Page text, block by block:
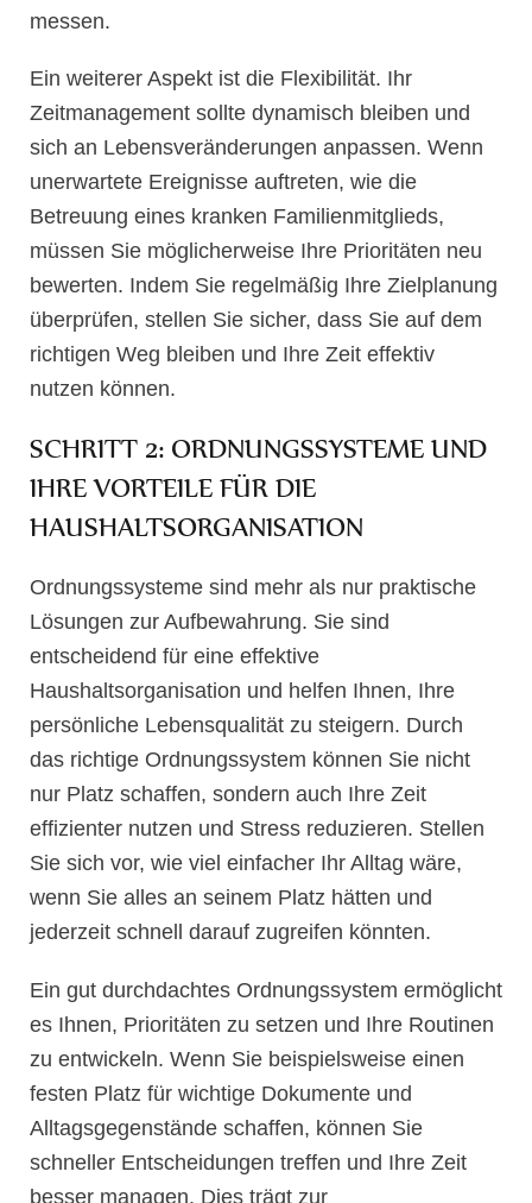
messen.
Ein weiterer Aspekt ist die Flexibilität. Ihr
Zeitmanagement sollte dynamisch bleiben und
sich an Lebensveränderungen anpassen. Wenn
unerwartete Ereignisse auftreten, wie die
Betreuung eines kranken Familienmitglieds,
müssen Sie möglicherweise Ihre Prioritäten neu
bewerten. Indem Sie regelmäßig Ihre Zielplanung
überprüfen, stellen Sie sicher, dass Sie auf dem
richtigen Weg bleiben und Ihre Zeit effektiv
nutzen können.
SCHRITT 2: ORDNUNGSSYSTEME UND
IHRE VORTEILE FÜR DIE
HAUSHALTSORGANISATION
Ordnungssysteme sind mehr als nur praktische
Lösungen zur Aufbewahrung. Sie sind
entscheidend für eine effektive
Haushaltsorganisation und helfen Ihnen, Ihre
persönliche Lebensqualität zu steigern. Durch
das richtige Ordnungssystem können Sie nicht
nur Platz schaffen, sondern auch Ihre Zeit
effizienter nutzen und Stress reduzieren. Stellen
Sie sich vor, wie viel einfacher Ihr Alltag wäre,
wenn Sie alles an seinem Platz hätten und
jederzeit schnell darauf zugreifen könnten.
Ein gut durchdachtes Ordnungssystem ermöglicht
es Ihnen, Prioritäten zu setzen und Ihre Routinen
zu entwickeln. Wenn Sie beispielsweise einen
festen Platz für wichtige Dokumente und
Alltagsgegenstände schaffen, können Sie
schneller Entscheidungen treffen und Ihre Zeit
besser managen. Dies trägt zur